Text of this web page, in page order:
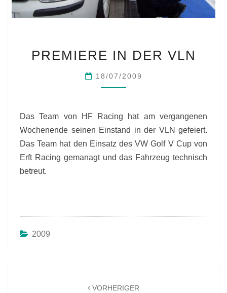
IN
PREMIERE IN DER VLN
18/07/2009
Das Team von HF Racing hat am vergangenen
Wochenende seinen Einstand in der VLN gefeiert.
Das Team hat den Einsatz des VW Golf V Cup von
Erft Racing gemanagt und das Fahrzeug technisch
betreut.
2009
VORHERIGER